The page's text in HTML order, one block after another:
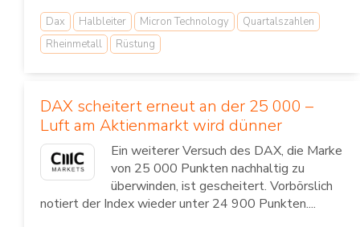
Dax Halbleiter Micron Technology
Quartalszahlen
Rheinmetall
Rüstung
DAX scheitert erneut an der 25 000 –
Luft am Aktienmarkt wird dünner
Ein weiterer Versuch des DAX, die Marke
von 25 000 Punkten nachhaltig zu
überwinden, ist gescheitert. Vorbörslich
notiert der Index wieder unter 24 900 Punkten....